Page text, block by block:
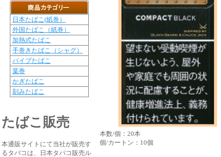
日本たばこ(紙巻）
外国たばこ（紙巻）
加熱式たばこ
手巻きたばこ（シャグ）
パイプたばこ
葉巻
かぎたばこ
刻みたばこ
たばこ販売
本通販サイトにて当社が販売す
るタバコは、日本タバコ販売ル
本数/個：20本
個/カートン：10個